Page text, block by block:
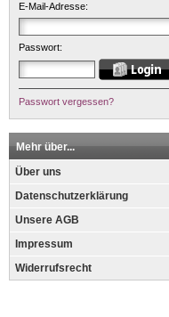
E-Mail-Adresse:
Passwort:
Passwort vergessen?
Mehr über...
Über uns
Datenschutzerklärung
Unsere AGB
Impressum
Widerrufsrecht